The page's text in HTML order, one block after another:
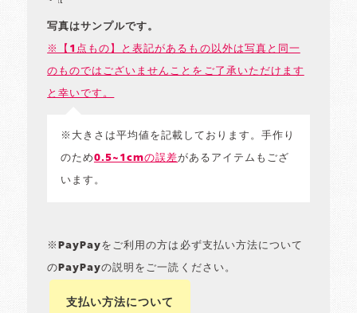
写真はサンプルです。
※【1点もの】と表記があるもの以外は写真と同一
のものではございませんことをご了承いただけます
と幸いです。
※大きさは平均値を記載しております。手作り
のため0.5~1cmの誤差があるアイテムもござ
います。
※PayPayをご利用の方は必ず支払い方法について
のPayPayの説明をご一読ください。
支払い方法について